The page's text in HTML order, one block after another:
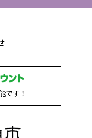
です！